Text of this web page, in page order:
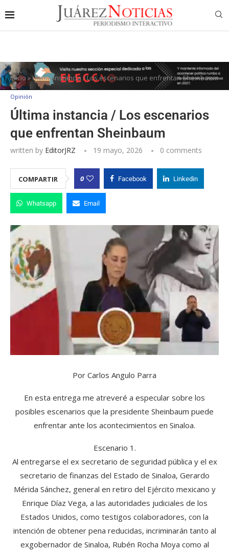
Inicio»Última instancia / Los escenarios que enfrentan Sheinbaum
Opinión
Última instancia / Los escenarios
que enfrentan Sheinbaum
written by EditorJRZ 19 mayo, 2026 0 comments
COMPARTIR 0 Facebook Linkedin
Whatsapp Email
Por Carlos Angulo Parra
En esta entrega me atreveré a especular sobre los
posibles escenarios que la presidente Sheinbaum puede
enfrentar ante los acontecimientos en Sinaloa.
Escenario 1.
Al entregarse el ex secretario de seguridad pública y el ex
secretario de finanzas del Estado de Sinaloa, Gerardo
Mérida Sánchez, general en retiro del Ejército mexicano y
Enrique Díaz Vega, a las autoridades judiciales de los
Estados Unidos, como testigos colaboradores, con la
intención de obtener pena reducidas, incriminarán tanto al
exgobernador de Sinaloa, Rubén Rocha Moya como al